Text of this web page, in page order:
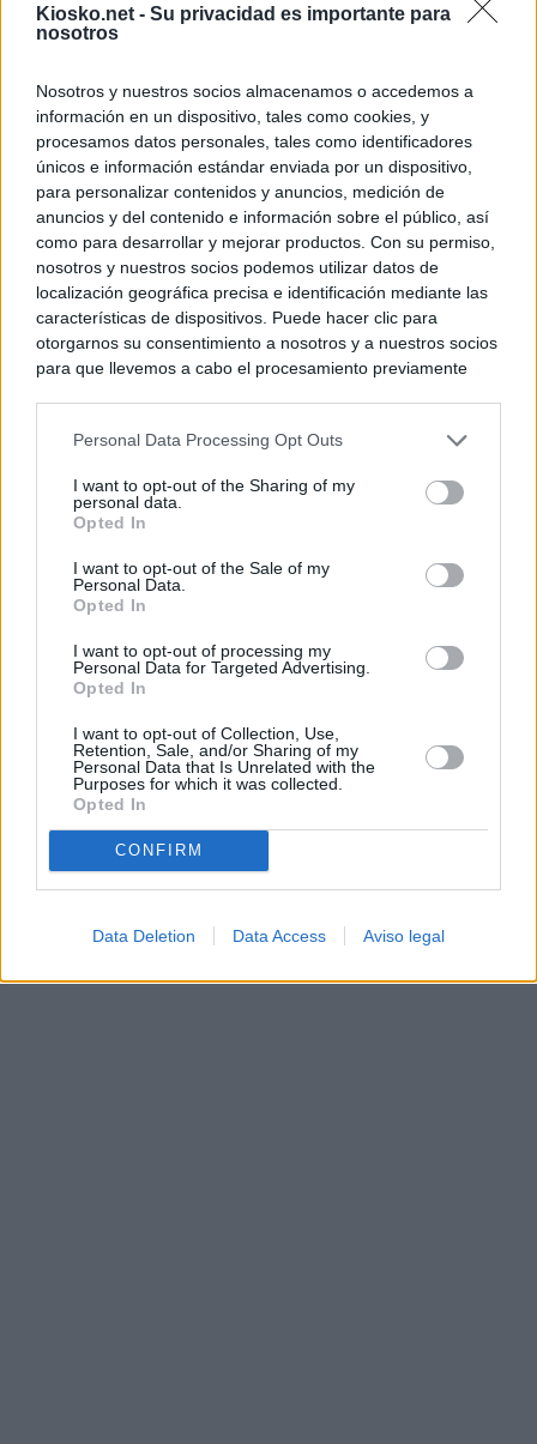
Kiosko.net - Su privacidad es importante para
nosotros
Nosotros y nuestros socios almacenamos o accedemos a
información en un dispositivo, tales como cookies, y
procesamos datos personales, tales como identificadores
únicos e información estándar enviada por un dispositivo,
para personalizar contenidos y anuncios, medición de
anuncios y del contenido e información sobre el público, así
como para desarrollar y mejorar productos. Con su permiso,
nosotros y nuestros socios podemos utilizar datos de
localización geográfica precisa e identificación mediante las
características de dispositivos. Puede hacer clic para
otorgarnos su consentimiento a nosotros y a nuestros socios
para que llevemos a cabo el procesamiento previamente
negar su consentimiento. Tenga en cuenta que algún
de su consentimiento, pero usted tiene el derecho de
rechazar tal procesamiento. Sus preferencias se aplicarán
cualquier momento entrando de nuevo en este sitio web o
visitando nuestra política de privacidad.
Personal Data Processing Opt Outs
I want to opt-out of the Sharing of my
personal data.
Opted In
I want to opt-out of the Sale of my
Personal Data.
Opted In
I want to opt-out of processing my
Personal Data for Targeted Advertising.
Opted In
I want to opt-out of Collection, Use,
Retention, Sale, and/or Sharing of my
Personal Data that Is Unrelated with the
Purposes for which it was collected.
Opted In
CONFIRM
Data Deletion Data Access Aviso legal